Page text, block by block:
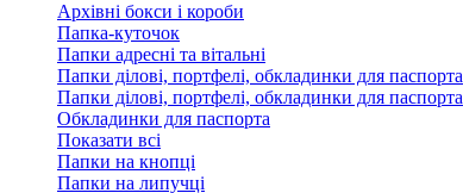
Архівні бокси і короби
Папка-куточок
Папки адресні та вітальні
Папки ділові, портфелі, обкладинки для паспорта
Папки ділові, портфелі, обкладинки для паспорта
Обкладинки для паспорта
Показати всі
Папки на кнопці
Папки на липучці